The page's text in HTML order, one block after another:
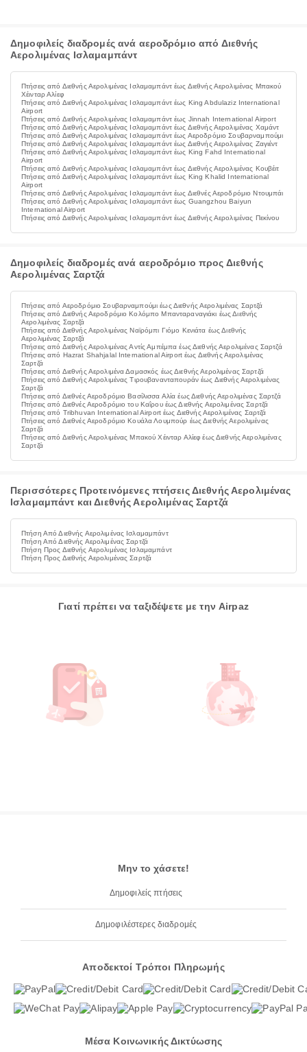
Δημοφιλείς διαδρομές ανά αεροδρόμιο από Διεθνής
Αερολιμένας Ισλαμαμπάντ
Πτήσεις από Διεθνής Αερολιμένας Ισλαμαμπάντ έως Διεθνής Αερολιμένας Μπακού
Χέινταρ Αλίεφ
Πτήσεις από Διεθνής Αερολιμένας Ισλαμαμπάντ έως King Abdulaziz International
Airport
Πτήσεις από Διεθνής Αερολιμένας Ισλαμαμπάντ έως Jinnah International Airport
Πτήσεις από Διεθνής Αερολιμένας Ισλαμαμπάντ έως Διεθνής Αερολιμένας Χαμάντ
Πτήσεις από Διεθνής Αερολιμένας Ισλαμαμπάντ έως Αεροδρόμιο Σουβαρναμπούμι
Πτήσεις από Διεθνής Αερολιμένας Ισλαμαμπάντ έως Διεθνής Αερολιμένας Ζαγιέντ
Πτήσεις από Διεθνής Αερολιμένας Ισλαμαμπάντ έως King Fahd International
Airport
Πτήσεις από Διεθνής Αερολιμένας Ισλαμαμπάντ έως Διεθνής Αερολιμένας Κουβέιτ
Πτήσεις από Διεθνής Αερολιμένας Ισλαμαμπάντ έως King Khalid International
Airport
Πτήσεις από Διεθνής Αερολιμένας Ισλαμαμπάντ έως Διεθνές Αεροδρόμιο Ντουμπάι
Πτήσεις από Διεθνής Αερολιμένας Ισλαμαμπάντ έως Guangzhou Baiyun
International Airport
Πτήσεις από Διεθνής Αερολιμένας Ισλαμαμπάντ έως Διεθνής Αερολιμένας Πεκίνου
Δημοφιλείς διαδρομές ανά αεροδρόμιο προς Διεθνής
Αερολιμένας Σαρτζά
Πτήσεις από Αεροδρόμιο Σουβαρναμπούμι έως Διεθνής Αερολιμένας Σαρτζά
Πτήσεις από Διεθνής Αεροδρόμιο Κολόμπο Μπανταραναγιάκι έως Διεθνής
Αερολιμένας Σαρτζά
Πτήσεις από Διεθνής Αερολιμένας Ναϊρόμπι Γιόμο Κενιάτα έως Διεθνής
Αερολιμένας Σαρτζά
Πτήσεις από Διεθνής Αερολιμένας Αντίς Αμπέμπα έως Διεθνής Αερολιμένας Σαρτζά
Πτήσεις από Hazrat Shahjalal International Airport έως Διεθνής Αερολιμένας
Σαρτζά
Πτήσεις από Διεθνής Αερολιμένα Δαμασκός έως Διεθνής Αερολιμένας Σαρτζά
Πτήσεις από Διεθνής Αερολιμένας Τιρουβανανταπουράν έως Διεθνής Αερολιμένας
Σαρτζά
Πτήσεις από Διεθνές Αεροδρόμιο Βασίλισσα Αλία έως Διεθνής Αερολιμένας Σαρτζά
Πτήσεις από Διεθνές Αεροδρόμιο του Καΐρου έως Διεθνής Αερολιμένας Σαρτζά
Πτήσεις από Tribhuvan International Airport έως Διεθνής Αερολιμένας Σαρτζά
Πτήσεις από Διεθνές Αεροδρόμιο Κουάλα Λουμπούρ έως Διεθνής Αερολιμένας
Σαρτζά
Πτήσεις από Διεθνής Αερολιμένας Μπακού Χέινταρ Αλίεφ έως Διεθνής Αερολιμένας
Σαρτζά
Περισσότερες Προτεινόμενες πτήσεις Διεθνής Αερολιμένας
Ισλαμαμπάντ και Διεθνής Αερολιμένας Σαρτζά
Πτήση Από Διεθνής Αερολιμένας Ισλαμαμπάντ
Πτήση Από Διεθνής Αερολιμένας Σαρτζά
Πτήση Προς Διεθνής Αερολιμένας Ισλαμαμπάντ
Πτήση Προς Διεθνής Αερολιμένας Σαρτζά
Γιατί πρέπει να ταξιδέψετε με την Airpaz
Μην το χάσετε!
Δημοφιλείς πτήσεις
Δημοφιλέστερες διαδρομές
Αποδεκτοί Τρόποι Πληρωμής
Μέσα Κοινωνικής Δικτύωσης